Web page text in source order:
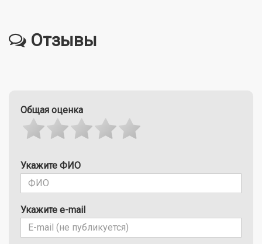
Отзывы
Общая оценка
Укажите ФИО
Укажите e-mail